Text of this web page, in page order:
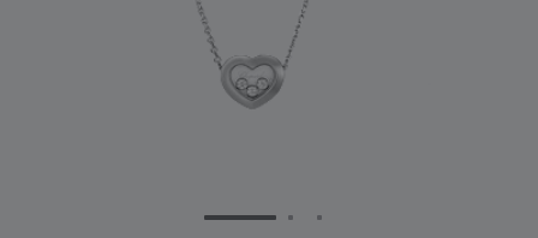
转到幻灯片 1转到幻灯片 2
转到幻灯片 3